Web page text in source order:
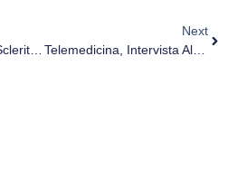
Artrite Reumatoide, Sclerite E Uveite. Intervista Al Dott. Maurizio Parisi
Next
Telemedicina, Intervista Al Dott. Cazzato